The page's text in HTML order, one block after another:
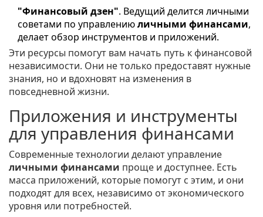
"Финансовый дзен". Ведущий делится личными
советами по управлениюличными финансами,
делает обзор инструментов и приложений.
Эти ресурсы помогут вам начать путь к финансовой
независимости. Они не только предоставят нужные
знания, но и вдохновят на изменения в
повседневной жизни.
Приложения и инструменты
для управления финансами
Современные технологии делают управление
личными финансами проще и доступнее. Есть
масса приложений, которые помогут с этим, и они
подходят для всех, независимо от экономического
уровня или потребностей.